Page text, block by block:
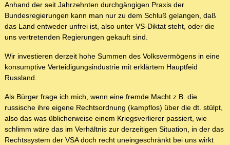
Anhand der seit Jahrzehnten durchgängigen Praxis der
Bundesregierungen kann man nur zu dem Schluß gelangen, daß
das Land entweder unfrei ist, also unter VS-Diktat steht, oder die
uns vertretenden Regierungen gekauft sind.
Wir investieren derzeit hohe Summen des Volksvermögens in eine
konsumptive Verteidigungsindustrie mit erklärtem Hauptfeid
Russland.
Als Bürger frage ich mich, wenn eine fremde Macht z.B. die
russische ihre eigene Rechtsordnung (kampflos) über die dt. stülpt,
also das was üblicherweise einem Kriegsverlierer passiert, wie
schlimm wäre das im Verhältnis zur derzeitigen Situation, in der das
Rechtssystem der VSA doch recht uneingeschränkt bei uns wirkt